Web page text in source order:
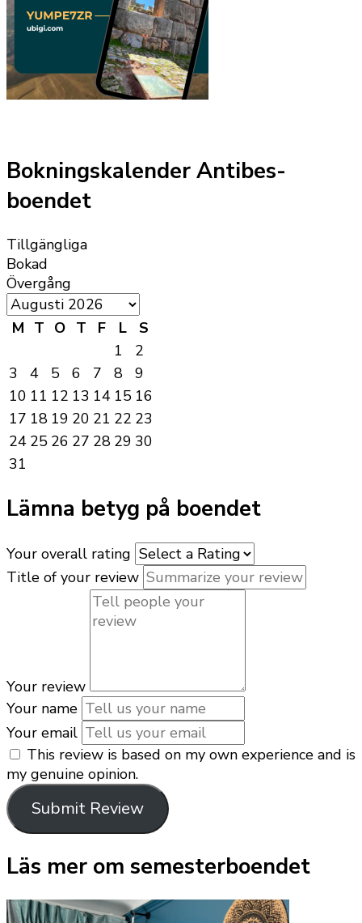
Bokningskalender Antibes-
boendet
Tillgängliga
Bokad
Övergång
M T O T F L
S
1
2
3
4 5 6 7 8
9
10 11 12 13 14 15 16
17 18 19 20 21 22 23
24 25 26 27 28 29 30
31
Lämna betyg på boendet
Your overall rating
Title of your review
Your review
Your name
Your email
This review is based on my own experience and is
my genuine opinion.
Submit Review
Läs mer om semesterboendet